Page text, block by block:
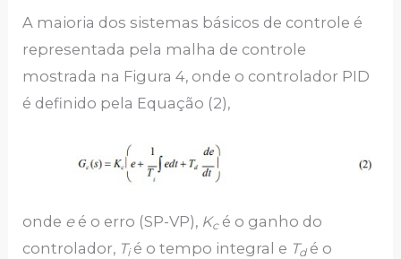
A maioria dos sistemas básicos de controle é
representada pela malha de controle
mostrada na Figura 4, onde o controlador PID
é definido pela Equação (2),
onde e é o erro (SP-VP), Kc é o ganho do
controlador, Ti é o tempo integral e Td é o